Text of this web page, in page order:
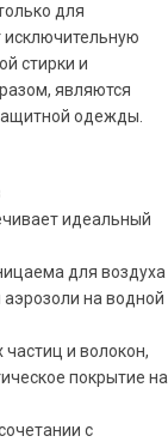
для
исключительную
стирки и
являются
одежды.
идеальный
для воздуха
аэрозоли на водной
и волокон,
покрытие на
с